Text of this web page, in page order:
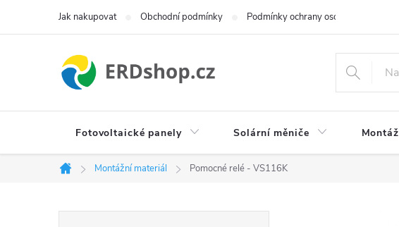
Jak nakupovat Obchodní podmínky Podmínky ochrany osobních údajů
Fotovoltaické panely Solární měniče
Domů
Montážní materiál Pomocné relé - VS116K